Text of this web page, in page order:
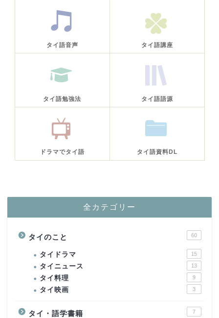
タイ語音声 タイ語講座
タイ語勉強法 タイ語語源
ドラマでタイ語 タイ語資料DL
全カテゴリー
タイのこと 60
タイドラマ 15
タイニュース 13
タイ料理 9
タイ映画 3
タイ・語学書籍 7